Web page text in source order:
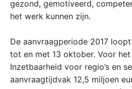
gezond, gemotiveerd,
het werk kunnen zijn.
De aanvraagperiode 2017
tot en met 13 oktober. Voor
Inzetbaarheid voor regio’s en
aanvraagtijdvak 12,5 miljoen